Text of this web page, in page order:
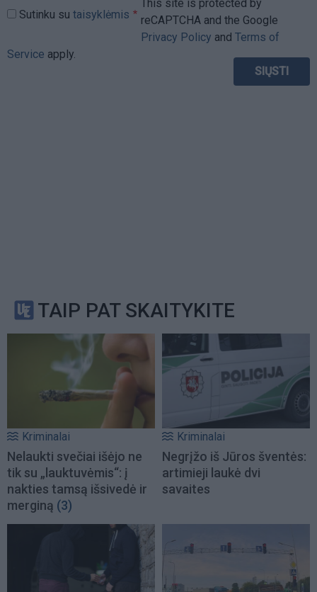
Sutinku su taisyklėmis
This site is protected by
reCAPTCHA and the Google
Privacy Policy and Terms of
Service apply.
TAIP PAT SKAITYKITE
Kriminalai
Nelaukti svečiai išėjo ne
tik su „lauktuvėmis“: į
nakties tamsą išsivedė ir
merginą (3)
Kriminalai
Negrįžo iš Jūros šventės:
artimieji laukė dvi
savaites